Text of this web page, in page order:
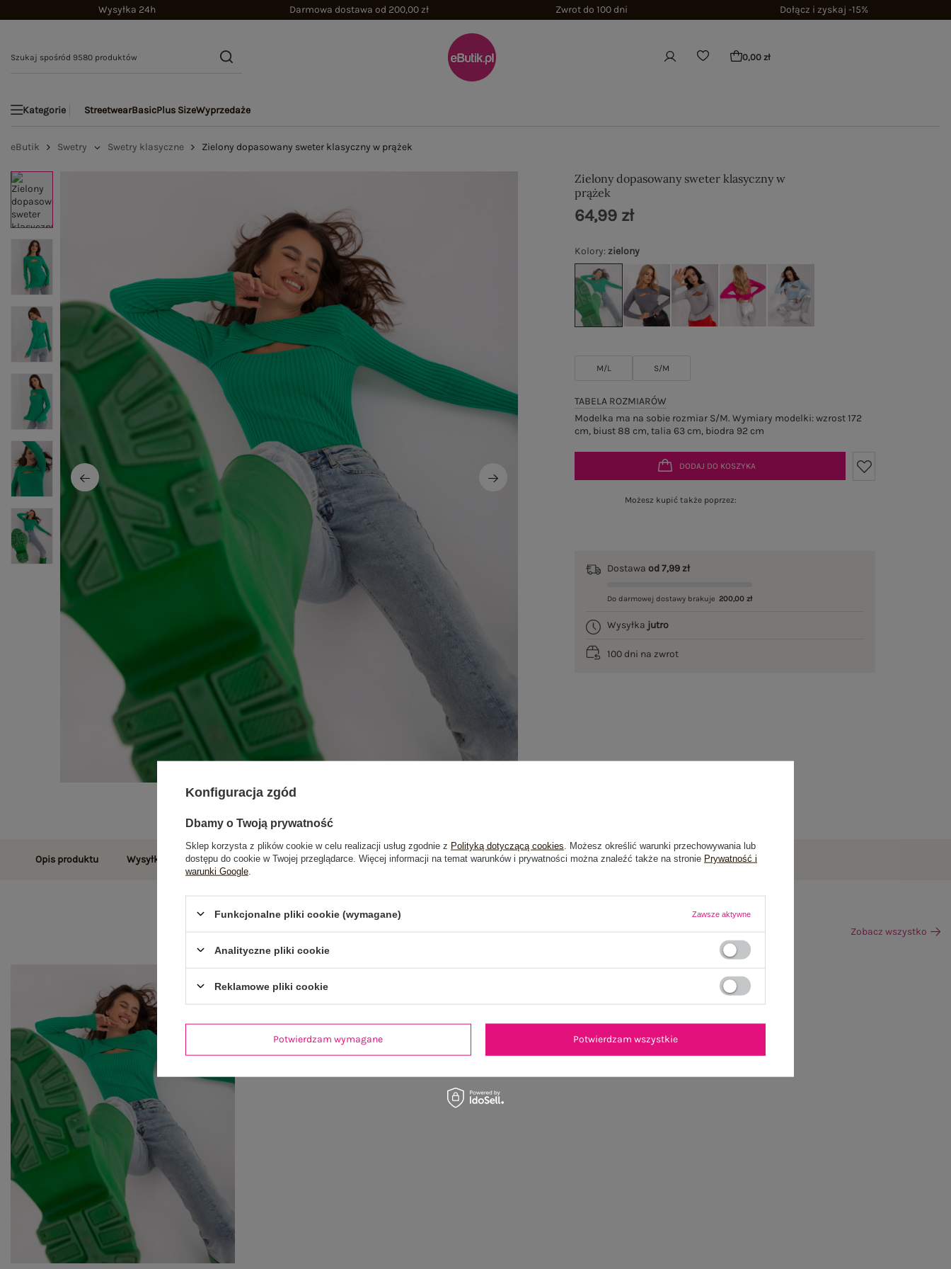
Wysyłka 24h Darmowa dostawa od 200,00 zł Zwrot do 100 dni Dołącz i zyskaj -15%
0,00 zł
Kategorie StreetwearBasicPlus SizeWyprzedaże
eButik Swetry Swetry klasyczne Zielony dopasowany sweter klasyczny w prążek
Zielony dopasowany sweter klasyczny w
prążek
Kolory:zielony
M/L S/M
TABELA ROZMIARÓW
Modelka ma na sobie rozmiar S/M. Wymiary modelki: wzrost 172
cm, biust 88 cm, talia 63 cm, biodra 92 cm
64,99 zł
DODAJ DO KOSZYKA
Możesz kupić także poprzez:
Dostawaod 7,99 zł
Do darmowej dostawy brakuje 200,00 zł
Wysyłka jutro
100 dni na zwrot
Opis produktu Wysyłka i dostawa Zwroty i reklamacje Opinie o produkcie(0)
Zobacz wszystko
Konfiguracja zgód
Dbamy o Twoją prywatność
Sklep korzysta z plików cookie w celu realizacji usług zgodnie z Polityką dotyczącą cookies . Możesz określić warunki przechowywania lub
dostępu do cookie w Twojej przeglądarce. Więcej informacji na temat warunków i prywatności można znaleźć także na stronie Prywatność i
warunki Google
Funkcjonalne pliki cookie (wymagane) Zawsze aktywne
Analityczne pliki cookie
Reklamowe pliki cookie
Potwierdzam wymagane Potwierdzam wszystkie